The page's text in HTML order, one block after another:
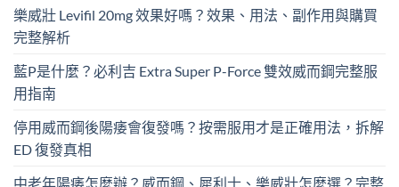
樂威壯 Levifil 20mg 效果好嗎？效果、用法、副作用與購買
完整解析
藍P是什麼？必利吉 Extra Super P-Force​ 雙效威而鋼完整服
用指南
停用威而鋼後陽痿會復發嗎？按需服用才是正確用法，拆解
ED 復發真相
中老年陽痿怎麼辦？威而鋼、犀利士、樂威壯怎麼選？完整